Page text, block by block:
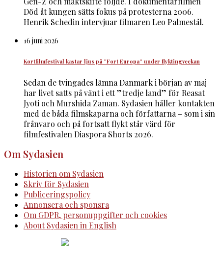
Död åt kungen sätts fokus på protesterna 2006.
Henrik Schedin intervjuar filmaren Leo Palmestål.
16 juni 2026
Kortfilmfestival kastar ljus på ”Fort Europa” under flyktingveckan
Sedan de tvingades lämna Danmark i början av maj
har livet satts på vänt i ett ”tredje land” för Reasat
Jyoti och Murshida Zaman. Sydasien håller kontakten
med de båda filmskaparna och författarna – som i sin
frånvaro och på fortsatt flykt står värd för
filmfestivalen Diaspora Shorts 2026.
Om Sydasien
Historien om Sydasien
Skriv för Sydasien
Publiceringspolicy
Annonsera och sponsra
Om GDPR, personuppgifter och cookies
About Sydasien in English